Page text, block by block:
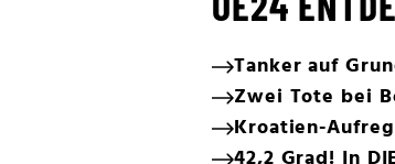
Tanker auf
Zwei Tote bei
Kroatien-